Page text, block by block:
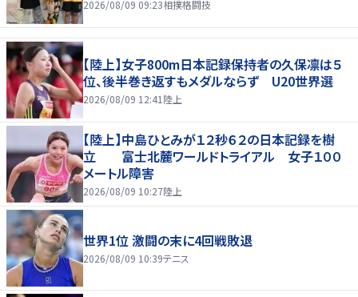
2026/08/09 09:23相撲格闘技
【陸上】女子800m日本記録保持者の久保凛は５
位、後半巻き返すもメダルならず U20世界選
2026/08/09 12:41 陸上
【陸上】中島ひとみが１２秒６２の日本記録を樹
立 富士北麓ワールドトライアル 女子１００
メートル障害
2026/08/09 10:27陸上
世界1位 激闘の末に4回戦敗退
2026/08/09 10:39テニス